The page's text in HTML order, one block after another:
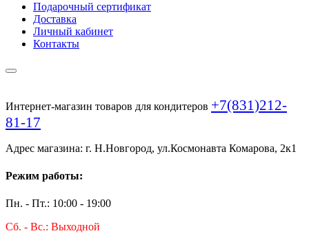
Подарочный сертификат
Доставка
Личный кабинет
Контакты
Интернет-магазин товаров для кондитеров +7(831)212-
81-17
Адрес магазина: г. Н.Новгород, ул.Космонавта Комарова, 2к1
Режим работы:
Пн. - Пт.: 10:00 - 19:00
Сб. - Вс.: Выходной